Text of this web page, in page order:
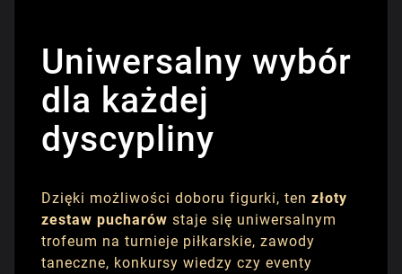
Uniwersalny wybór
dla każdej
dyscypliny
Dzięki możliwości doboru figurki, ten złoty
zestaw pucharów staje się uniwersalnym
trofeum na turnieje piłkarskie, zawody
taneczne, konkursy wiedzy czy eventy